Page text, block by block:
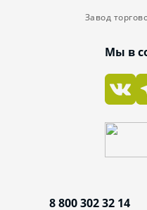
Завод
Мы в
8 800 302 32 14